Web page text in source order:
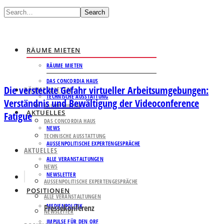
Search
RÄUME MIETEN
RÄUME MIETEN
DAS CONCORDIA HAUS
TECHNISCHE AUSSTATTUNG
AKTUELLES
NEWS
AUSSENPOLITISCHE EXPERTENGESPRÄCHE
ALLE VERANSTALTUNGEN
NEWSLETTER
POSITIONEN
MEDIENPOLITIK
IMPULSE FÜR DEN ORF
RÄUME MIETEN
RÄUME MIETEN
DAS CONCORDIA HAUS
TECHNISCHE AUSSTATTUNG
AKTUELLES
NEWS
AUSSENPOLITISCHE EXPERTENGESPRÄCHE
ALLE VERANSTALTUNGEN
NEWSLETTER
Die versteckte Gefahr virtueller Arbeitsumgebungen:
Verständnis und Bewältigung der Videoconference
Fatigue
Pressekonferenz